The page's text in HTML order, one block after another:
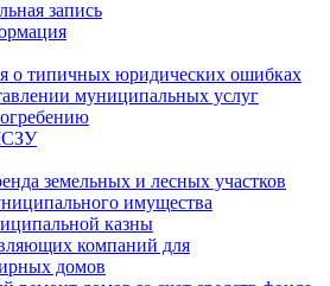
запись
о типичных юридических ошибках
муниципальных услуг
земельных и лесных участков
имущества
казны
компаний для
домов